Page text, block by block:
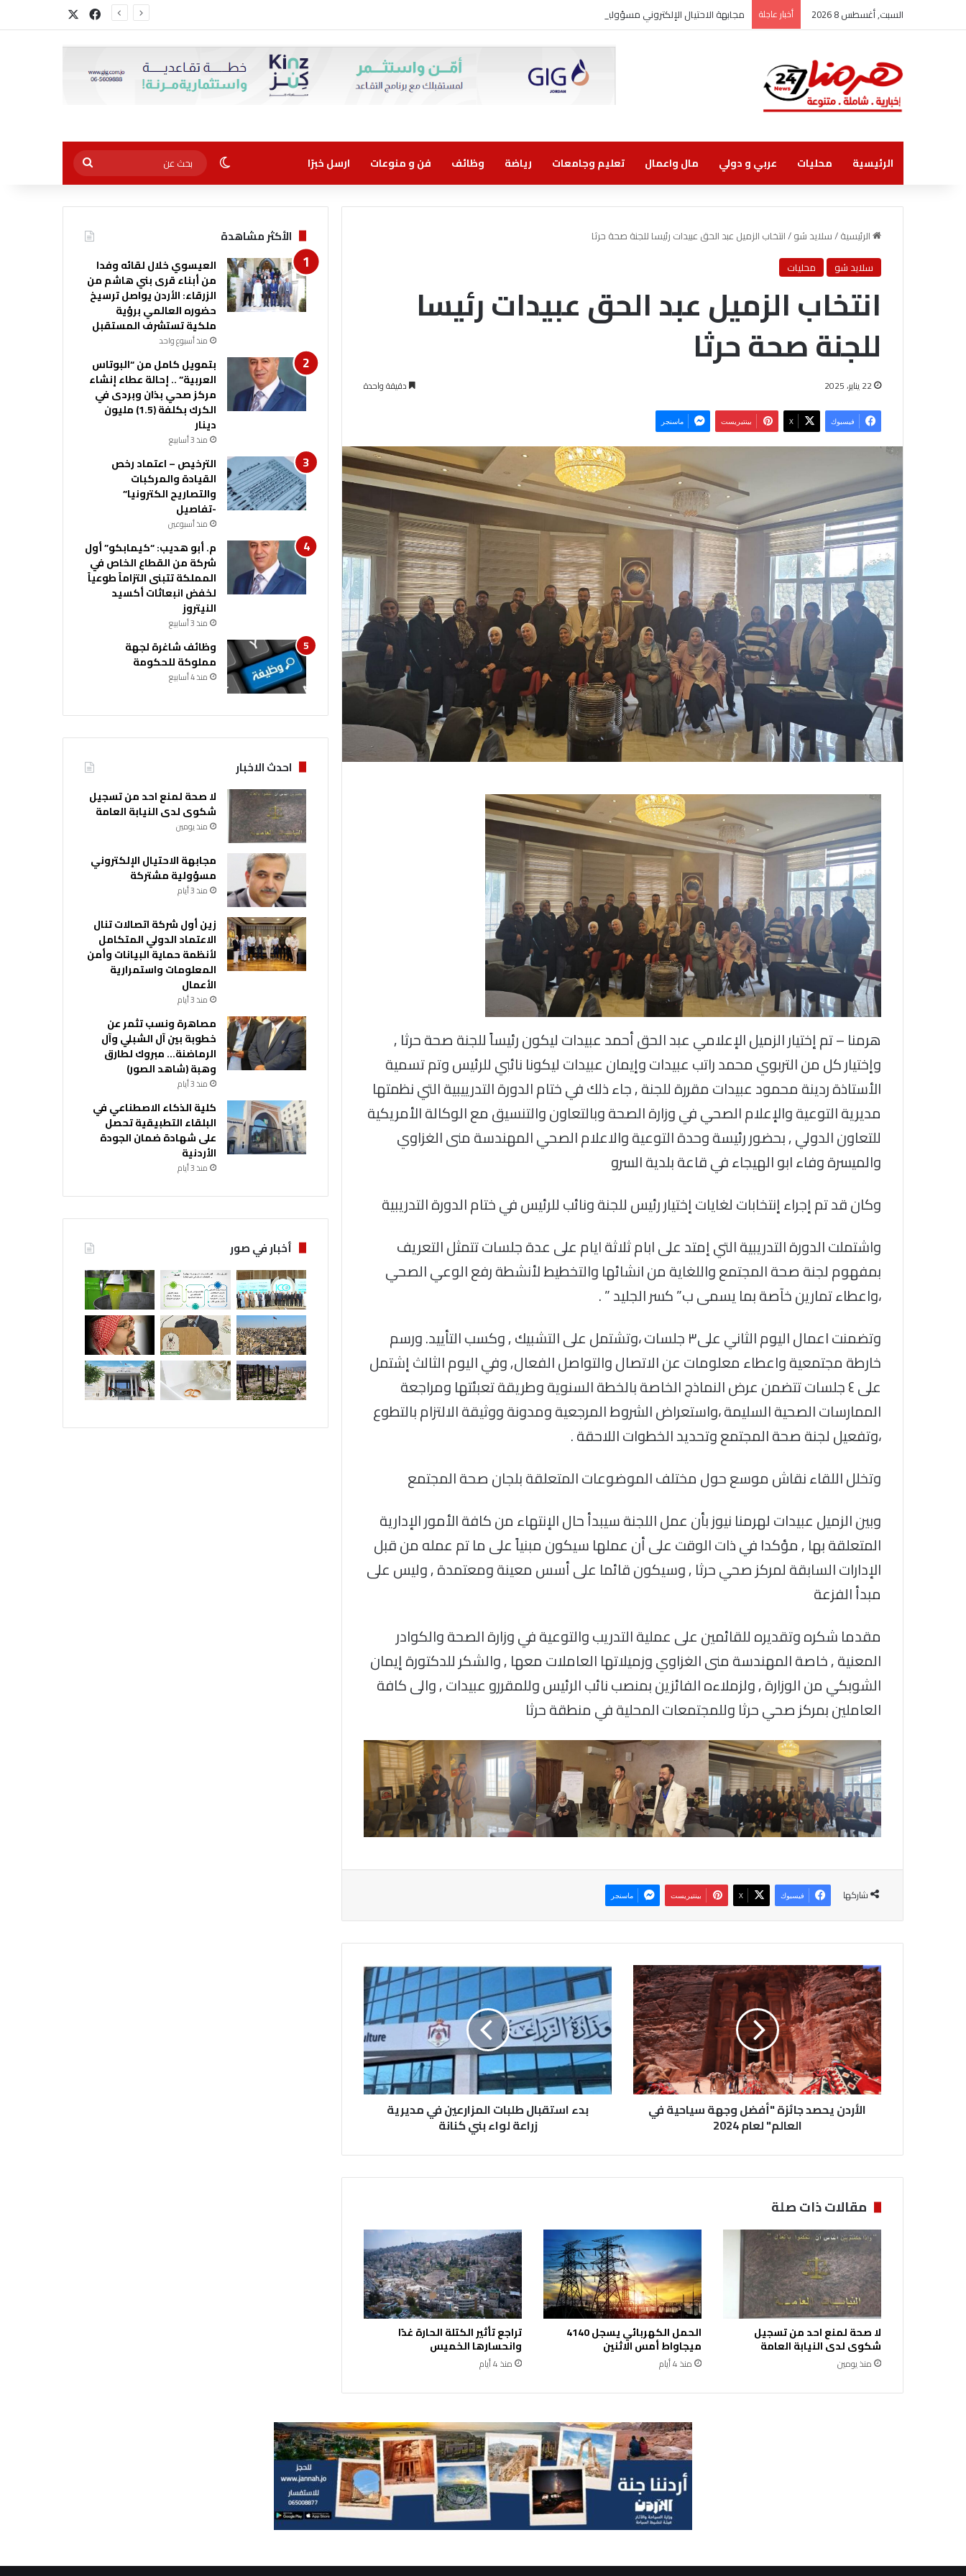
السبت, أغسطس 8 2026 أخبار عاجلة مجابهة الاحتيال الإلكتروني مسؤولية مشتركة فيسبوك
الرئيسية محليات عربي و دولي مال واعمال تعليم وجامعات رياضة وظائف فن و منوعات ارسل خبرًا الوضع المظلم
بحث
عن
الرئيسية/سلايد شو/انتخاب الزميل عبد الحق عبيدات رئيسا للجنة صحة حرثا
سلايد شو
محليات
انتخاب الزميل عبد الحق عبيدات رئيسا
للجنة صحة حرثا
22 يناير، 2025 دقيقة واحدة
فيسبوك ‫X بينتيريست ماسنجر
هرمنا – تم إختيار الزميل الإعلامي عبد الحق أحمد عبيدات ليكون رئيساً للجنة صحة حرثا ,
وإختيار كل من التربوي محمد راتب عبيدات وإيمان عبيدات ليكونا نائبي للرئيس وتم تسمية
الأستاذة ردينة محمود عبيدات مقررة للجنة , جاء ذلك في ختام الدورة التدرييبية التي نظمتها
مديرية التوعية والإعلام الصحي في وزارة الصحة وبالتعاون والتنسيق مع الوكالة الأمريكية
للتعاون الدولي , بحضور رئيسة وحدة التوعية والاعلام الصحي المهندسة منى الغزاوي
والميسرة وفاء ابو الهيجاء في قاعة بلدية السرو
وكان قد تم إجراء إنتخابات لغايات إختيار رئيس للجنة ونائب للرئيس في ختام الدورة التدريبية
واشتملت الدورة التدريبية التي إمتد على ابام ثلاثة ايام على عدة جلسات تتمثل التعريف
بمفهوم لجنة صحة المجتمع واللغاية من انشائها والتخطيط لأنشطة رفع الوعي الصحي
،واعطاء تمارين خآصة بما يسمى ب” كسر الجليد ” .
وتضمنت اعمال اليوم الثاني على٣ جلسات ،وتشتمل على التشبيك , وكسب التأييد. ورسم
خارطة مجتمعية واعطاء معلومات عن الاتصال والتواصل الفعال, وفي اليوم الثالث إشتمل
على ٤ جلسات تتضمن عرض النماذج الخاصة بالخطة السنوية وطريقة تعبئتها ومراجعة
الممارسات الصحية السليمة ،واستعراض الشروط المرجعية ومدونة ووثيقة الالتزام بالتطوع
،وتفعيل لجنة صحة المجتمع وتحديد الخطوات اللاحقة .
وتخلل اللقاء نقاش موسع حول مختلف الموضوعات المتعلقة بلجان صحة المجتمع
وبين الزميل عبيدات لهرمنا نيوز بأن عمل اللجنة سيبدأ حال الإنتهاء من كافة الأمور الإدارية
المتعلقة بها , مؤكدا في ذات الوقت على أن عملها سيكون مبنياً على ما تم عمله من قبل
الإدارات السابقة لمركز صحي حرثا , وسيكون قائما على أسس معينة ومعتمدة , وليس على
مبدأ الفزعة
مقدما شكره وتقديره للقائمين على عملية التدريب والتوعية في وزارة الصحة والكوادر
المعنية , خاصة المهندسة منى الغزاوي وزميلاتها العاملات معها , والشكر للدكتورة إيمان
الشوبكي من الوزارة , ولزملاءه الفائزين بمنصب نائب الرئيس وللمقررو عبيدات , والى كافة
العاملين بمركز صحي حرثا وللمجتمعات المحلية في منطقة حرثا
شاركها فيسبوك ‫X بينتيريست ماسنجر
الأردن
يحصد
جائزة
"أفضل
وجهة
سياحية
في
العالم"
لعام
2024الأردن يحصد جائزة "أفضل وجهة سياحية في
العالم" لعام 2024
بدء
استقبال
طلبات
المزارعين
في
مديرية
زراعة
لواء
بني
بدء استقبال طلبات المزارعين في مديرية
زراعة لواء بني كنانة
مقالات ذات صلة
لا صحة لمنع احد من تسجيل
شكوى لدى النيابة العامة
منذ يومين
الحمل الكهربائي يسجل 4140
ميجاواط أمس الاثنين
منذ 4 أيام
تراجع تأثير الكتلة الحارة غدًا
وانحسارها الخميس
منذ 4 أيام
الأكثر مشاهدة
العيسوي خلال لقائه وفدا
من أبناء قرى بني هاشم من
الزرقاء: الأردن يواصل ترسيخ
حضوره العالمي برؤية
ملكية تستشرف المستقبل
منذ أسبوع واحد
بتمويل كامل من “البوتاس
العربية” .. إحالة عطاء إنشاء
مركز صحي بذان وبردى في
الكرك بكلفة (1.5) مليون
دينار
منذ 3 أسابيع
الترخيص – اعتماد رخص
القيادة والمركبات
والتصاريح الكترونيا”
-تفاصيل
منذ أسبوعين
م. أبو هديب: “كيمابكو” أول
شركة من القطاع الخاص في
المملكة تتبنى التزاماً طوعياً
لخفض انبعاثات أكسيد
النيتروز
منذ 3 أسابيع
وظائف شاغرة لجهة
مملوكة للحكومة
منذ 4 أسابيع
احدث الاخبار
لا صحة لمنع احد من تسجيل
شكوى لدى النيابة العامة
منذ يومين
مجابهة الاحتيال الإلكتروني
مسؤولية مشتركة
منذ 3 أيام
زين أول شركة اتصالات تنال
الاعتماد الدولي المتكامل
لأنظمة حماية البيانات وأمن
المعلومات واستمرارية
الأعمال
منذ 3 أيام
مصاهرة ونسب تثمر عن
خطوبة بين آل الشبلي وآل
الرماضنة… مبروك لطارق
وهبة (شاهد الصور)
منذ 3 أيام
كلية الذكاء الاصطناعي في
البلقاء التطبيقية تحصل
على شهادة ضمان الجودة
الأردنية
منذ 3 أيام
أخبار في صور